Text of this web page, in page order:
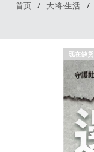
首页 / 大将·生活 /
现在缺货